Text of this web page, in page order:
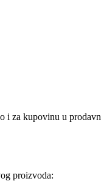
i za kupovinu u
proizvoda: